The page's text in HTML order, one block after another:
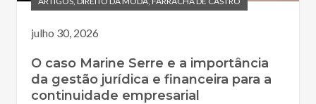
julho 30, 2026
O caso Marine Serre e a importância
da gestão jurídica e financeira para a
continuidade empresarial